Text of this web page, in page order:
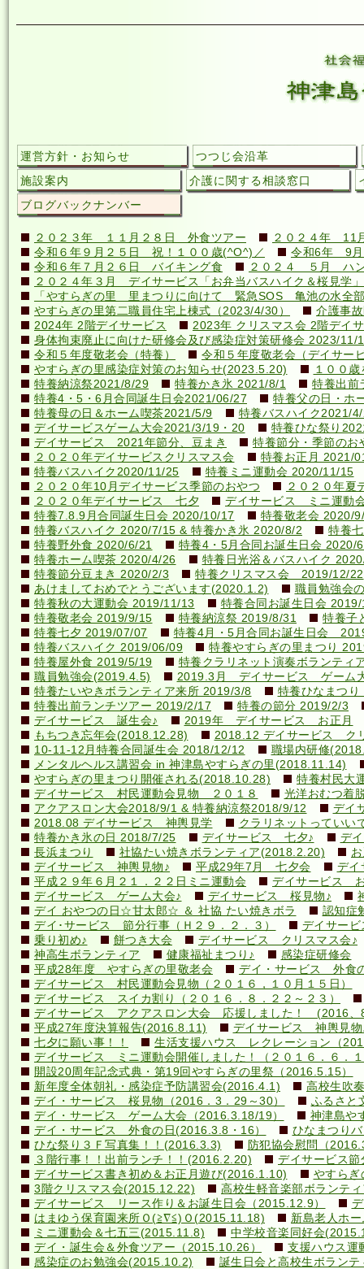
運営方針・お知らせ
つつじ会沿革
施設案内
介護に関する相談窓口
ブログバックナンバー
２０２３年 １１月２８日 外食ツアー
２０２４年 11
令和６年９月２５日 祝！１００歳(^O^)／
令和6年 9
令和６年７月２６日 バイキング食
２０２４ ５月 ハ
２０２４年３月 デイサービス「お弁当バスハイク＆桜見学」
「やすらぎの里 里まつりに向けて 緊急SOS 亀池の水全
やすらぎの里第二職員住宅上棟式（2023/4/30）
介護事
2024年 2階デイサービス
2023年 クリスマス会 2階デイ
身体拘束廃止に向けた研修会及び感染症対策研修会 2023/11/
令和５年度敬老会（特養）
令和５年度敬老会（デイサー
やすらぎの里感染症対策のお知らせ(2023.5.20)
１００
特養納涼祭2021/8/29
特養かき氷 2021/8/1
特養出前
特養4・5・6月合同誕生日会2021/06/27
特養父の日・ホ
特養母の日＆ホーム喫茶2021/5/9
特養バスハイク2021/
デイサービスゲーム大会2021/3/19・20
特養ひな祭り
デイサービス 2021年節分、豆まき
特養節分・季節の
２０２０年デイサービスクリスマス会
特養お正月 2021/
特養バスハイク2020/11/25
特養ミニ運動会 2020/11/15
２０２０年10月デイサービス季節のおやつ
２０２０年夏
２０２０年デイサービス 七夕
デイサービス ミニ運動
特養7.8.9月合同誕生日会 2020/10/17
特養敬老会 2020/
特養バスハイク 2020/7/15 & 特養かき氷 2020/8/2
特養
特養野外食 2020/6/21
特養4・5月合同お誕生日会 2020/
特養ホーム喫茶 2020/4/26
特養日光浴＆バスハイク
特養節分豆まき 2020/2/3
特養クリスマス会 2019/12/22
あけましておめでとうございます(2020.1.2)
職員勉強会
特養秋の大運動会 2019/11/13
特養合同お誕生日会
特養敬老会 2019/9/15
特養納涼祭 2019/8/31
特養子
特養七夕 2019/07/07
特養4月・5月合同お誕生日会
特養バスハイク 2019/06/09
特養やすらぎの里まつり
特養屋外食 2019/5/19
特養クラリネット演奏ボランティ
職員勉強会(2019.4.5)
2019.3月 デイサービス ゲーム
特養たいやきボランティア来所 2019/3/8
特養ひなまつ
特養出前ランチツアー 2019/2/17
特養の節分 2019/2/3
デイサービス 誕生会♪
2019年 デイサービス お正月
もちつき忘年会(2018.12.28)
2018.12 デイサービス ク
10-11-12月特養合同誕生会 2018/12/12
職場内研修
メンタルヘルス講習会 in 神津島やすらぎの里(2018.11.14)
やすらぎの里まつり開催される(2018.10.28)
特養村民大
デイサービス 村民運動会見物 ２０１８
光洋おむつ着
アクアスロン大会2018/9/1 & 特養納涼祭2018/9/12
デイ
2018.08 デイサービス 神輿見学
クラリネットってい
特養かき氷の日 2018/7/25
デイサービス 七夕♪
デ
長浜まつり
社協たい焼きボランティア(2018.2.20)
デイサービス 神輿見物♪
平成29年7月 七夕会
デイ
平成２９年６月２１．２２日ミニ運動会
デイサービス
デイサービス ゲーム大会♪
デイサービス 桜見物♪
デイ おやつの日☆甘太郎☆ ＆ 社協 たい焼きボラ
認知症
デイ･サービス 節分行事（Ｈ２９．２．３）
デイサー
乗り初め♪
餅つき大会
デイサービス クリスマス会♪
神高生ボランティア
健康福祉まつり♪
感染症研修会
平成28年度 やすらぎの里敬老会
デイ・サービス 外食
デイサービス 村民運動会見物（２０１６，１０月１５日）
デイサービス スイカ割り（２０１６．８．２２～２３）
デイサービス アクアスロン大会 応援しました！ (2016、
平成27年度決算報告(2016.8.11)
デイサービス 神輿見物
七夕に願い事！！
生活支援ハウス レクレーション（
デイサービス ミニ運動会開催しました！（２０１６．６．
開設20周年記念式典・第19回やすらぎの里祭（2016.5.15）
新年度全体朝礼・感染症予防講習会(2016.4.1)
高校生吹
デイ・サービス 桜見物（2016．3．29～30）
ふるさと
デイ・サービス ゲーム大会（2016.3.18/19）
神津島や
デイ・サービス 外食の日(2016.3.8・16）
ひなまつり
ひな祭り３Ｆ写真集！！(2016.3.3)
防犯協会慰問（
３階行事！！出前ランチ！！(2016.2.20)
デイサービス
デイサービス書き初め＆お正月遊び(2016.1.10)
やすら
3階クリスマス会(2015.12.22)
高校生軽音楽部ボランテ
デイサービス リース作り＆お誕生日会（2015.12.9）
はまゆう保育園来所Ｏ(≧∇≦)Ｏ(2015.11.18)
新島老人ホ
ミニ運動会＆七五三(2015.11.8)
中学校音楽同好会
デイ・誕生会＆外食ツアー（2015.10.26）
支援ハウス運
感染症のお勉強会(2015.10.2)
誕生日会と高校生ボラン